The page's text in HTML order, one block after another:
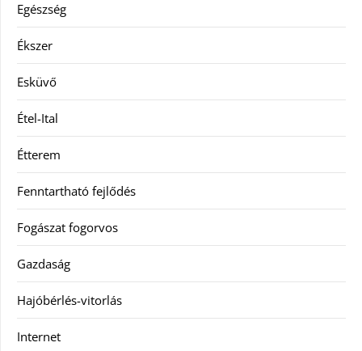
Egészség
Ékszer
Esküvő
Étel-Ital
Étterem
Fenntartható fejlődés
Fogászat fogorvos
Gazdaság
Hajóbérlés-vitorlás
Internet